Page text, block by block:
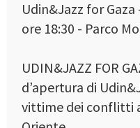
Udin&Jazz for
ore 18:30 - Parco
UDIN&JAZZ FOR
d’apertura di
vittime dei conflitti